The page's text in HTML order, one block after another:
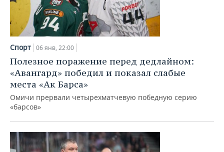
Спорт 06 янв, 22:00
Полезное поражение перед дедлайном:
«Авангард» победил и показал слабые
места «Ак Барса»
Омичи прервали четырехматчевую победную серию
«барсов»